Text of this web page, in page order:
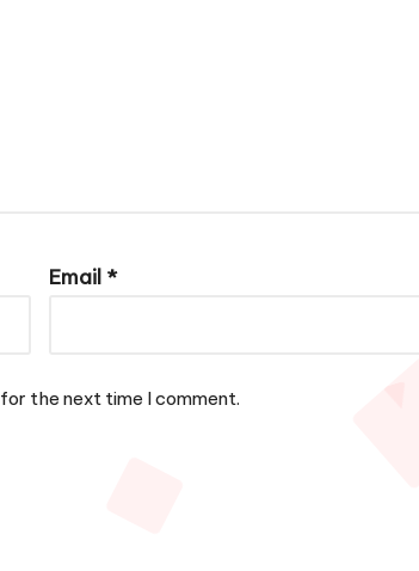
Email *
the next time I comment.